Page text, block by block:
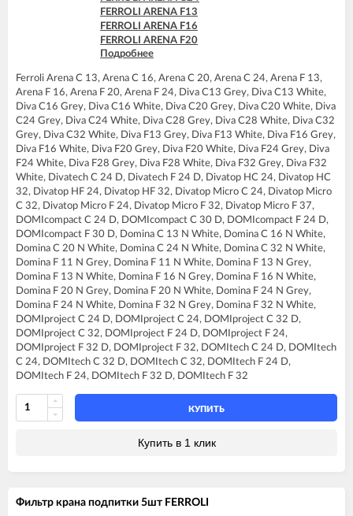
FERROLI ARENA F13
FERROLI ARENA F16
FERROLI ARENA F20
FERROLI ARENA F24
FERROLI BLUEHELIX PRO 32 C
FERROLI BLUEHELIX TECH 18A-E
FERROLI BLUEHELIX TECH 25 A
FERROLI BLUEHELIX TECH 25A-E
FERROLI BLUEHELIX TECH 25C
FERROLI BLUEHELIX TECH 35 A
FERROLI BLUEHELIX TECH 35A-E
FERROLI BLUEHELIX TECH 35C
FERROLI DIVA C13
FERROLI DIVA C16
FERROLI DIVA C20
FERROLI DIVA C24
FERROLI DIVA C28
FERROLI DIVA C32
FERROLI DIVA F13
FERROLI DIVA F16
FERROLI DIVA F20
FERROLI DIVA F24
FERROLI DIVA F28
FERROLI DIVA F32
FERROLI DIVA F37
FERROLI DIVA HC24
FERROLI DIVA HF24
FERROLI DIVA HF32
FERROLI DIVAproject F24
FERROLI DIVAtech C24 D
FERROLI DIVAtech C32 D
FERROLI DIVAtop C32
Подробнее
Ferroli Arena C 13, Arena C 16, Arena C 20, Arena C 24, Arena F 13,
Arena F 16, Arena F 20, Arena F 24, Diva C13 Grey, Diva C13 White,
Diva C16 Grey, Diva C16 White, Diva C20 Grey, Diva C20 White, Diva
C24 Grey, Diva C24 White, Diva C28 Grey, Diva C28 White, Diva C32
Grey, Diva C32 White, Diva F13 Grey, Diva F13 White, Diva F16 Grey,
Diva F16 White, Diva F20 Grey, Diva F20 White, Diva F24 Grey, Diva
F24 White, Diva F28 Grey, Diva F28 White, Diva F32 Grey, Diva F32
White, Divatech C 24 D, Divatech F 24 D, Divatop HC 24, Divatop HC
32, Divatop HF 24, Divatop HF 32, Divatop Micro C 24, Divatop Micro
C 32, Divatop Micro F 24, Divatop Micro F 32, Divatop Micro F 37,
DOMIcompact C 24 D, DOMIcompact C 30 D, DOMIcompact F 24 D,
DOMIcompact F 30 D, Domina C 13 N White, Domina C 16 N White,
Domina C 20 N White, Domina C 24 N White, Domina C 32 N White,
Domina F 11 N Grey, Domina F 11 N White, Domina F 13 N Grey,
Domina F 13 N White, Domina F 16 N Grey, Domina F 16 N White,
Domina F 20 N Grey, Domina F 20 N White, Domina F 24 N Grey,
Domina F 24 N White, Domina F 32 N Grey, Domina F 32 N White,
DOMIproject C 24 D, DOMIproject C 24, DOMIproject C 32 D,
DOMIproject C 32, DOMIproject F 24 D, DOMIproject F 24,
DOMIproject F 32 D, DOMIproject F 32, DOMItech C 24 D, DOMItech
C 24, DOMItech C 32 D, DOMItech C 32, DOMItech F 24 D,
DOMItech F 24, DOMItech F 32 D, DOMItech F 32
КУПИТЬ
Купить в 1 клик
Фильтр крана подпитки 5шт FERROLI